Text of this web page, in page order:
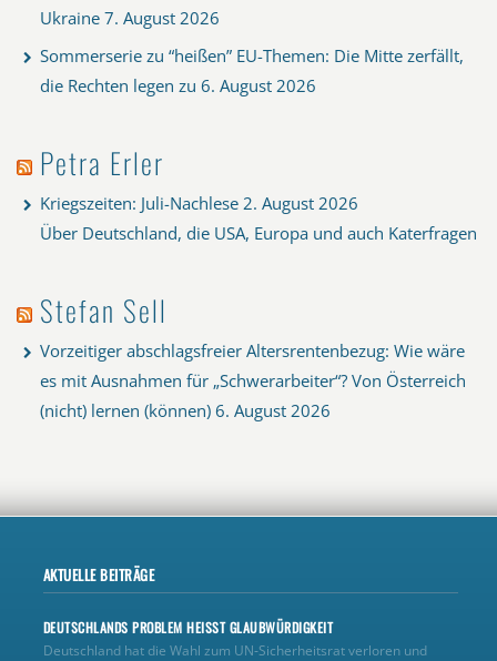
Ukraine 7. August 2026
Sommerserie zu “heißen” EU-Themen: Die Mitte zerfällt,
die Rechten legen zu 6. August 2026
Petra Erler
Kriegszeiten: Juli-Nachlese 2. August 2026
Über Deutschland, die USA, Europa und auch Katerfragen
Stefan Sell
Vorzeitiger abschlagsfreier Altersrentenbezug: Wie wäre
es mit Ausnahmen für „Schwerarbeiter“? Von Österreich
(nicht) lernen (können) 6. August 2026
AKTUELLE BEITRÄGE
DEUTSCHLANDS PROBLEM HEISST GLAUBWÜRDIGKEIT
Deutschland hat die Wahl zum UN‑Sicherheitsrat verloren und